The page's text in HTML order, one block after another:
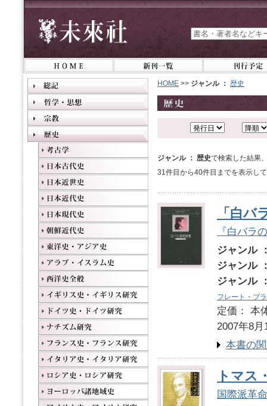
HOME >> ジャンル ： 歴史
ジャンル ： 歴史で検索した結果
31件目から40件目までを表示し
「白バ
『白バラ
ジャンル
ジャンル
ジャンル
フレート・ブ
定価：
2007年8月
本書の
トマス
国際派革